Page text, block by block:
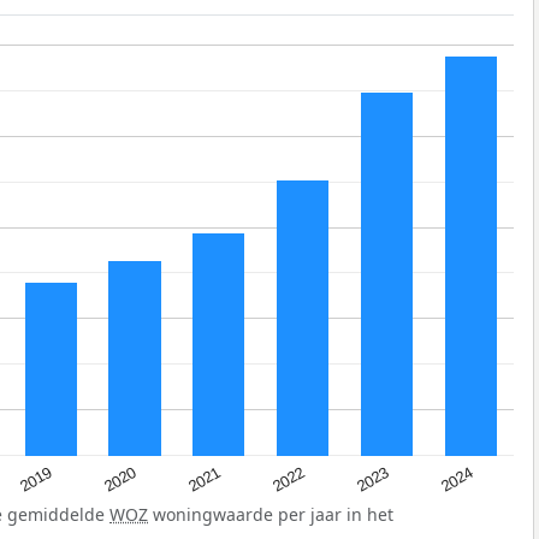
2019 2020 2021 2022 2023 2024
gemiddelde WOZ woningwaarde per jaar in het